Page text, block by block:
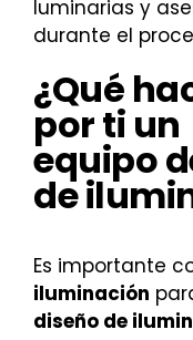
luminarias y
durante el
¿Qué
por ti un
equipo
de
Es importante
iluminación
diseño de